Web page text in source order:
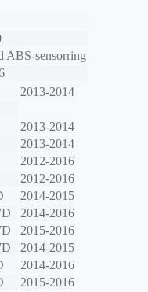
ABS-sensorring
2013-2014
2013-2014
2013-2014
2012-2016
2012-2016
2014-2015
2014-2016
2015-2016
2014-2015
2014-2016
2015-2016